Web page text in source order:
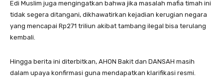
Edi Muslim juga mengingatkan bahwa jika masalah mafia timah ini
tidak segera ditangani, dikhawatirkan kejadian kerugian negara
yang mencapai Rp271 triliun akibat tambang ilegal bisa terulang
kembali.
Hingga berita ini diterbitkan, AHON Bakit dan DANSAH masih
dalam upaya konfirmasi guna mendapatkan klarifikasi resmi.